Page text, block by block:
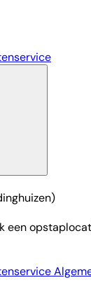
een